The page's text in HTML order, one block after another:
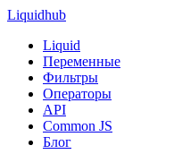
Liquidhub
Liquid
Переменные
Фильтры
Операторы
API
Common JS
Блог